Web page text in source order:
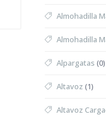
Almohadilla
Almohadilla
Alpargatas (0)
Altavoz (1)
Altavoz